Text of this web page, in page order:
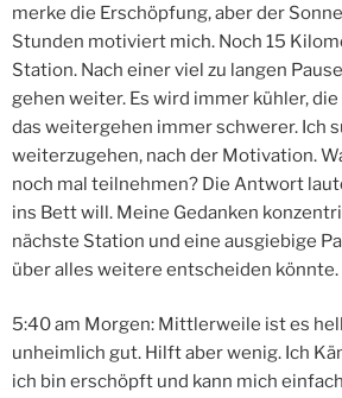
merke die Erschöpfung, aber der
Stunden motiviert mich. Noch 15
Station. Nach einer viel zu langen
gehen weiter. Es wird immer kühler,
das weitergehen immer schwerer. Ich
weiterzugehen, nach der Motivation.
noch mal teilnehmen? Die Antwort
ins Bett will. Meine Gedanken
nächste Station und eine ausgiebige
über alles weitere entscheiden könnte.
5:40 am Morgen: Mittlerweile ist es
unheimlich gut. Hilft aber wenig. Ich
ich bin erschöpft und kann mich